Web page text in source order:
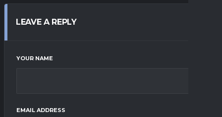
LEAVE A REPLY
YOUR NAME
EMAIL ADDRESS